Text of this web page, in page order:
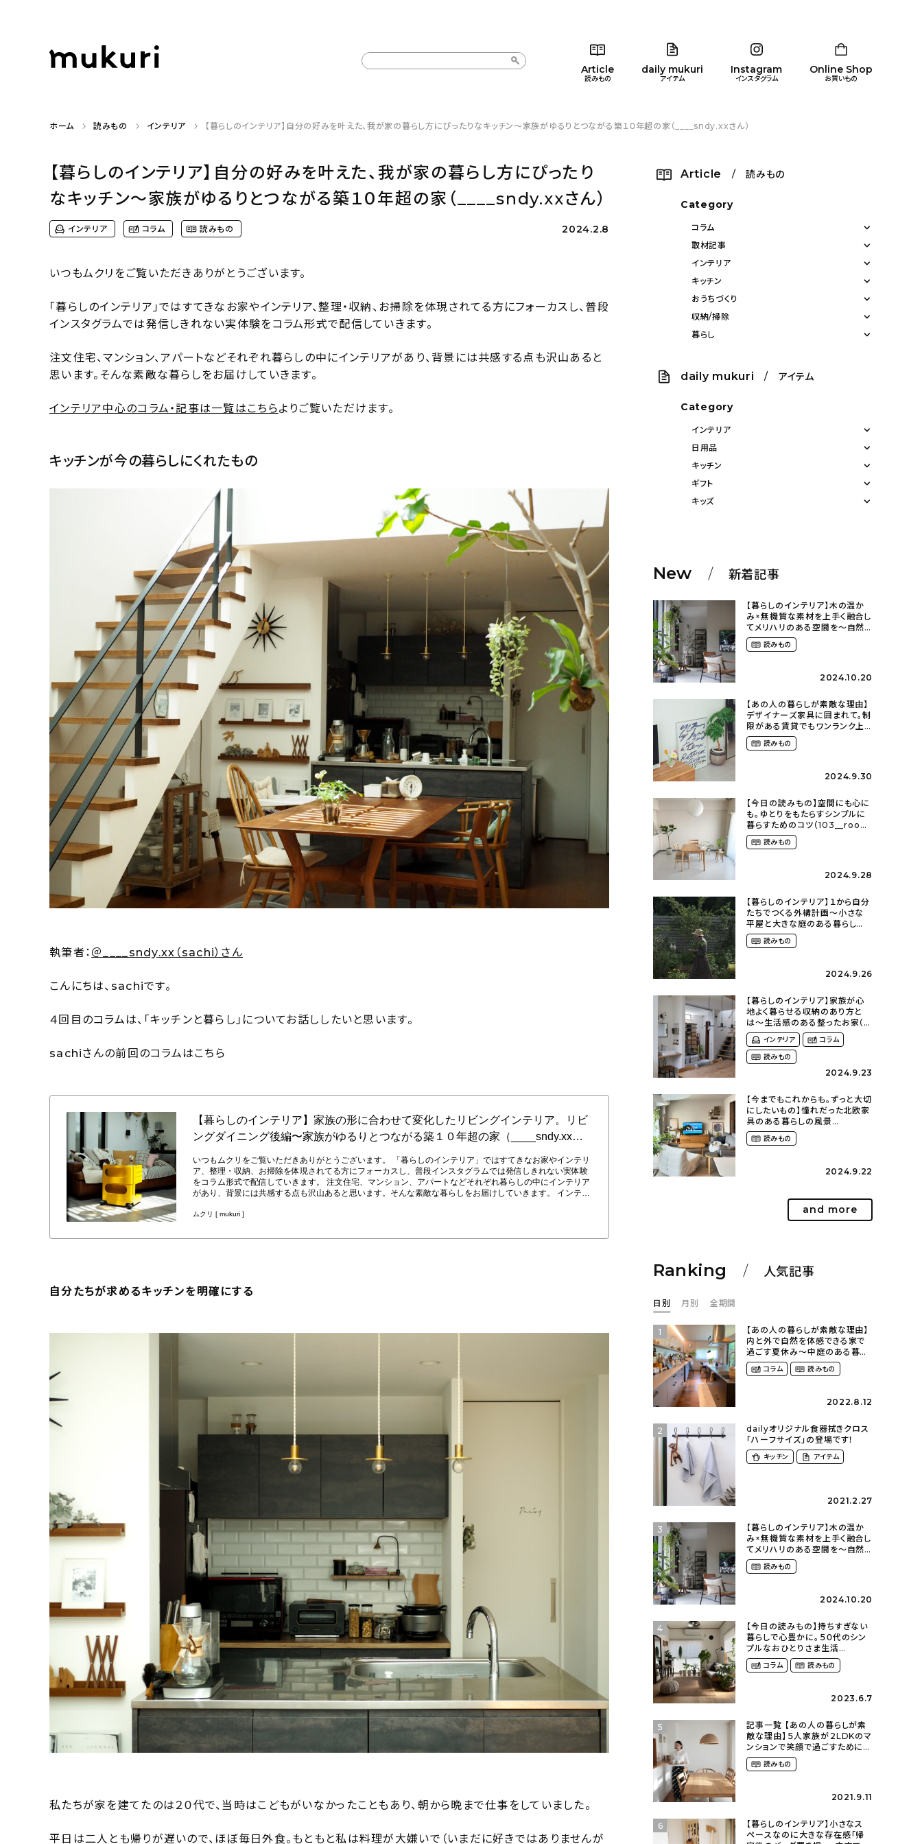
Article
読みもの
daily mukuri
アイテム
Instagram
インスタグラム
Online Shop
お買いもの
カテゴリー一覧 コラム 暮らし
カテゴリー一覧 インテリア
ホーム 読みもの インテリア 【暮らしのインテリア】自分の好みを叶えた、我が家の暮らし方にぴったりなキッチン〜家族がゆるりとつながる築１０年超の家（____sndy.xxさん）
【暮らしのインテリア】自分の好みを叶えた、我が家の暮らし方にぴったり
なキッチン〜家族がゆるりとつながる築１０年超の家（____sndy.xxさん）
インテリア コラム 読みもの 2024.2.8
いつもムクリをご覧いただきありがとうございます。
「暮らしのインテリア」ではすてきなお家やインテリア、整理・収納、お掃除を体現されてる方にフォーカスし、普段
インスタグラムでは発信しきれない実体験をコラム形式で配信していきます。
注文住宅、マンション、アパートなどそれぞれ暮らしの中にインテリアがあり、背景には共感する点も沢山あると
思います。そんな素敵な暮らしをお届けしていきます。
インテリア中心のコラム・記事は一覧はこちらよりご覧いただけます。
キッチンが今の暮らしにくれたもの
執筆者： ＠____sndy.xx（sachi）さん
こんにちは、sachiです。
４回目のコラムは、「キッチンと暮らし」についてお話ししたいと思います。
sachiさんの前回のコラムはこちら
（____sndy.xxさん）
自分たちが求めるキッチンを明確にする
私たちが家を建てたのは２０代で、当時はこどもがいなかったこともあり、朝から晩まで仕事をしていました。
平日は二人とも帰りが遅いので、ほぼ毎日外食。もともと私は料理が大嫌いで（いまだに好きではありませんが
Article / 読みもの
Category
コラム
取材記事
インテリア
キッチン
おうちづくり
収納/掃除
暮らし
daily mukuri / アイテム
Category
インテリア
日用品
キッチン
ギフト
キッズ
New 新着記事
【暮らしのインテリア】木の温か
み×無機質な素材を上手く融合し
てメリハリのある空間を〜自然
に囲まれて暮らす（ki_no_ieさ
ん） 読みもの
2024.10.20
【あの人の暮らしが素敵な理由】
デザイナーズ家具に囲まれて。制
限がある賃貸でもワンランク上
のお部屋に〜狭くても好きな暮
らしのこと（_____chika708さ
読みもの
2024.9.30
【今日の読みもの】空間にも心に
も。ゆとりをもたらすシンプルに
暮らすためのコツ（103__room
さん）
読みもの
2024.9.28
【暮らしのインテリア】１から自分
たちでつくる外構計画〜小さな
平屋と大きな庭のある暮らし
（tsumikiniwaさん）
読みもの
2024.9.26
【暮らしのインテリア】家族が心
地よく暮らせる収納のあり方と
は〜生活感のある整ったお家（
kaya___ieさん）
インテリア
コラム
読みもの
2024.9.23
【今までもこれからも。ずっと大切
にしたいもの】憧れだった北欧家
具のある暮らしの風景
（m._.k_homeさん）
読みもの
2024.9.22
and more
Ranking 人気記事
日別 月別 全期間
1
【あの人の暮らしが素敵な理由】
内と外で自然を体感できる家で
過ごす夏休み〜中庭のある暮ら
し（yume_2700さん）
コラム 読みもの
2022.8.12
2
dailyオリジナル食器拭きクロス
「ハーフサイズ」の登場です！
キッチン アイテム
2021.2.27
3
【暮らしのインテリア】木の温か
み×無機質な素材を上手く融合し
てメリハリのある空間を〜自然
に囲まれて暮らす（ki_no_ieさ
ん） 読みもの
2024.10.20
4
【今日の読みもの】持ちすぎない
暮らしで心豊かに。５０代のシン
プルなおひとりさま生活
（ohitorisama_kurasiさん）
コラム 読みもの
2023.6.7
5
記事一覧 【あの人の暮らしが素
敵な理由】５人家族が２LDKのマ
ンションで笑顔で過ごすために〜
スッキリ暮らす（hm_no.ieさん）
読みもの
2021.9.11
6
【暮らしのインテリア】小さなス
ペースなのに大きな存在感「帰